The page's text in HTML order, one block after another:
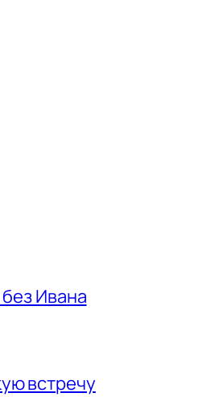
без Ивана
встречу